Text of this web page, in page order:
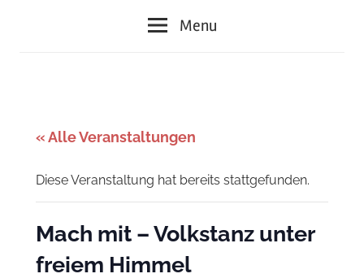
des
Miteinanders
gestalten
Menu
« Alle Veranstaltungen
Diese Veranstaltung hat bereits stattgefunden.
Mach mit – Volkstanz unter
freiem Himmel